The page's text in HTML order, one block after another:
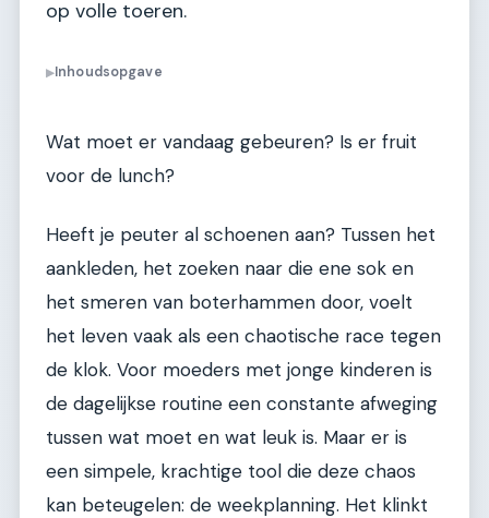
op volle toeren.
▶Inhoudsopgave
Wat moet er vandaag gebeuren? Is er fruit
voor de lunch?
Heeft je peuter al schoenen aan? Tussen het
aankleden, het zoeken naar die ene sok en
het smeren van boterhammen door, voelt
het leven vaak als een chaotische race tegen
de klok. Voor moeders met jonge kinderen is
de dagelijkse routine een constante afweging
tussen wat moet en wat leuk is. Maar er is
een simpele, krachtige tool die deze chaos
kan beteugelen: de weekplanning. Het klinkt